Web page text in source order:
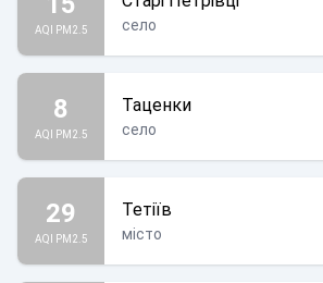
AQI PM2.5 село
8
AQI PM2.5
Таценки
село
29
AQI PM2.5
Тетіїв
місто